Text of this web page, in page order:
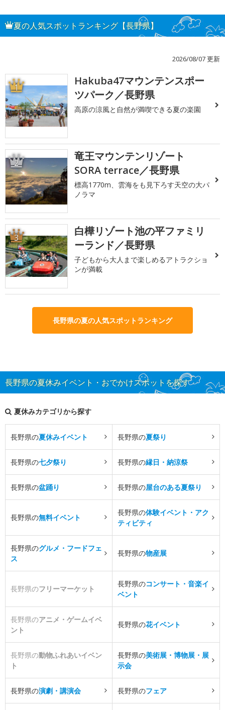
夏の人気スポットランキング【長野県】
2026/08/07 更新
1
Hakuba47マウンテンスポー
ツパーク／長野県
高原の涼風と自然が満喫できる夏の楽園
2
竜王マウンテンリゾート
SORA terrace／長野県
標高1770m、雲海をも見下ろす天空の大パ
ノラマ
3
白樺リゾート池の平ファミリ
ーランド／長野県
子どもから大人まで楽しめるアトラクショ
ンが満載
長野県の夏の人気スポットランキング
長野県の夏休みイベント・おでかけスポットを探す
夏休みカテゴリから探す
長野県の夏休みイベント 長野県の夏祭り
長野県の七夕祭り 長野県の縁日・納涼祭
長野県の盆踊り 長野県の屋台のある夏祭り
長野県の無料イベント
長野県の体験イベント・アク
ティビティ
長野県のグルメ・フードフェ
ス
長野県の物産展
長野県のフリーマーケット
長野県のコンサート・音楽イ
ベント
長野県のアニメ・ゲームイベ
ント
長野県の花イベント
長野県の動物ふれあいイベン
ト
長野県の美術展・博物展・展
示会
長野県の演劇・講演会 長野県のフェア